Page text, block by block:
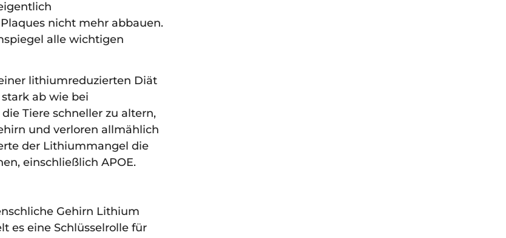
nicht mehr abbauen.
alle wichtigen
lithiumreduzierten Diät
ab wie bei
Tiere schneller zu altern,
und verloren allmählich
der Lithiummangel die
einschließlich APOE.
Gehirn Lithium
es eine Schlüsselrolle für